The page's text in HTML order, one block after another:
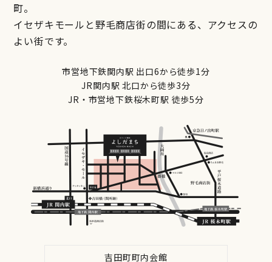
町。
イセザキモールと野毛商店街の間にある、アクセスの
よい街です。
市営地下鉄関内駅 出口6から徒歩1分
JR関内駅 北口から徒歩3分
JR・市営地下鉄桜木町駅 徒歩5分
吉田町町内会館